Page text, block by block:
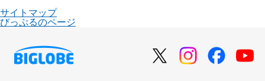
サイトマップ
びっぷるのページ